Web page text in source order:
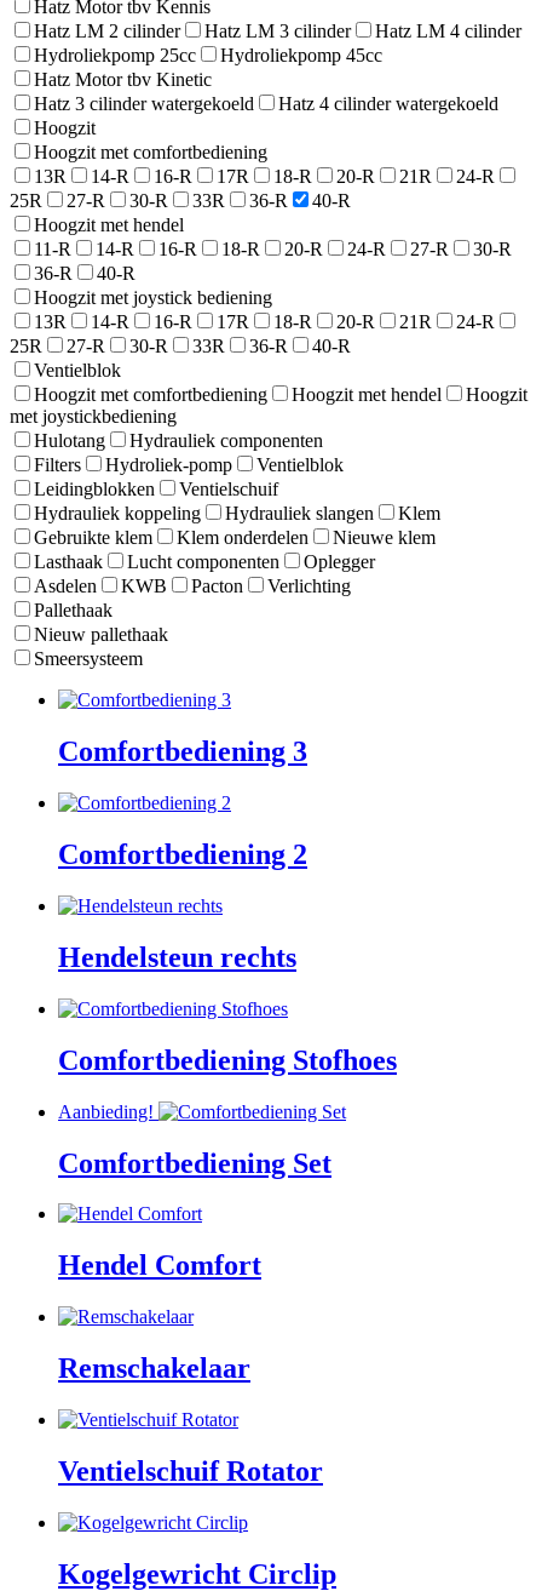
Hatz Motor tbv Kennis
Hatz LM 2 cilinder
Hatz LM 3 cilinder
Hatz LM 4 cilinder
Hydroliekpomp 25cc
Hydroliekpomp 45cc
Hatz Motor tbv Kinetic
Hatz 3 cilinder watergekoeld
Hatz 4 cilinder watergekoeld
Hoogzit
Hoogzit met comfortbediening
13R
14-R 16-R 17R 18-R 20-R 21R
24-R
25R
27-R 30-R 33R 36-R
40-R
Hoogzit met hendel
11-R
14-R 16-R 18-R 20-R 24-R 27-R
30-R
36-R
40-R
Hoogzit met joystick bediening
13R
14-R 16-R 17R 18-R 20-R 21R
24-R
25R
27-R 30-R 33R 36-R
40-R
Ventielblok
Hoogzit met comfortbediening
Hoogzit met hendel
Hoogzit
met joystickbediening
Hulotang
Hydrauliek componenten
Filters
Hydroliek-pomp
Ventielblok
Leidingblokken
Ventielschuif
Hydrauliek koppeling
Hydrauliek slangen
Klem
Gebruikte klem
Klem onderdelen
Nieuwe klem
Lasthaak
Lucht componenten
Oplegger
Asdelen
KWB Pacton
Verlichting
Pallethaak
Nieuw pallethaak
Smeersysteem
Comfortbediening 3
Comfortbediening 2
Hendelsteun rechts
Comfortbediening Stofhoes
Aanbieding!
Comfortbediening Set
Hendel Comfort
Remschakelaar
Ventielschuif Rotator
Kogelgewricht Circlip